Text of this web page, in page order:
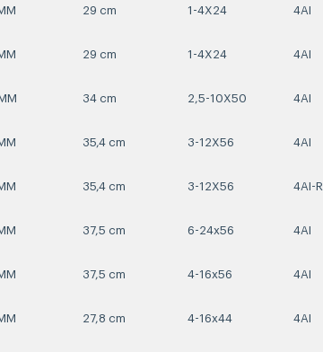
29 cm 1-4X24 4AI
29 cm 1-4X24 4AI
34 cm 2,5-10X50 4AI
35,4 cm 3-12X56 4AI
35,4 cm 3-12X56 4AI-R
37,5 cm 6-24x56 4AI
37,5 cm 4-16x56 4AI
27,8 cm 4-16x44 4AI